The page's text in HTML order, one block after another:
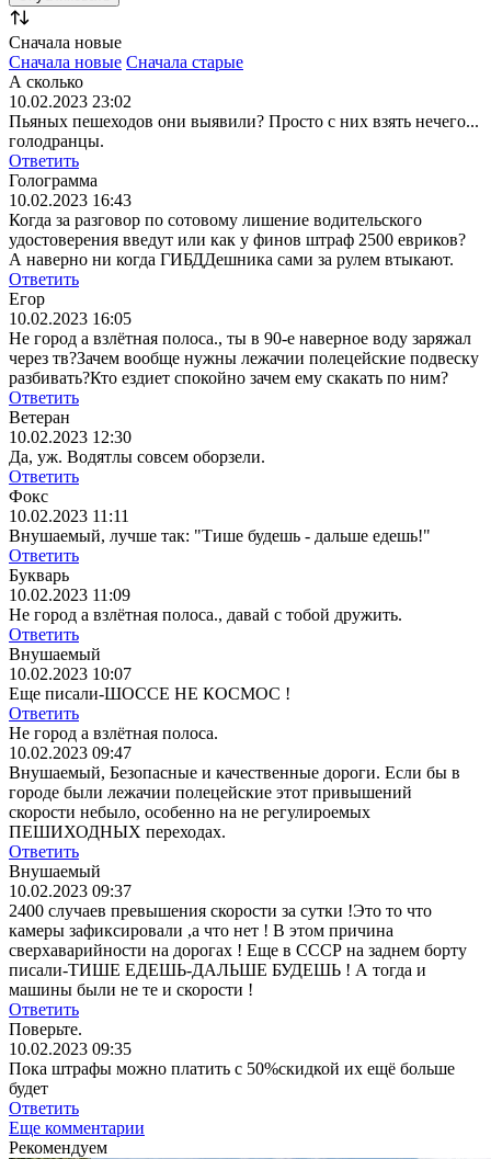
Сначала новые
Сначала новые Сначала старые
А сколько
10.02.2023 23:02
Пьяных пешеходов они выявили? Просто с них взять нечего...
голодранцы.
Ответить
Голограмма
10.02.2023 16:43
Когда за разговор по сотовому лишение водительского
удостоверения введут или как у финов штраф 2500 евриков?
А наверно ни когда ГИБДДешника сами за рулем втыкают.
Ответить
Егор
10.02.2023 16:05
Не город а взлётная полоса., ты в 90-е наверное воду заряжал
через тв?Зачем вообще нужны лежачии полецейские подвеску
разбивать?Кто ездиет спокойно зачем ему скакать по ним?
Ответить
Ветеран
10.02.2023 12:30
Да, уж. Водятлы совсем оборзели.
Ответить
Фокс
10.02.2023 11:11
Внушаемый, лучше так: "Тише будешь - дальше едешь!"
Ответить
Букварь
10.02.2023 11:09
Не город а взлётная полоса., давай с тобой дружить.
Ответить
Внушаемый
10.02.2023 10:07
Еще писали-ШОССЕ НЕ КОСМОС !
Ответить
Не город а взлётная полоса.
10.02.2023 09:47
Внушаемый, Безопасные и качественные дороги. Если бы в
городе были лежачии полецейские этот привышений
скорости небыло, особенно на не регулироемых
ПЕШИХОДНЫХ переходах.
Ответить
Внушаемый
10.02.2023 09:37
2400 случаев превышения скорости за сутки !Это то что
камеры зафиксировали ,а что нет ! В этом причина
сверхаварийности на дорогах ! Еще в СССР на заднем борту
писали-ТИШЕ ЕДЕШЬ-ДАЛЬШЕ БУДЕШЬ ! А тогда и
машины были не те и скорости !
Ответить
Поверьте.
10.02.2023 09:35
Пока штрафы можно платить с 50%скидкой их ещё больше
будет
Ответить
Еще комментарии
Рекомендуем